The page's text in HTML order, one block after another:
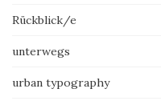
Rückblick/e
unterwegs
urban typography